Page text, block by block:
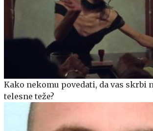
Kako nekomu povedati, da vas skrbi
telesne teže?